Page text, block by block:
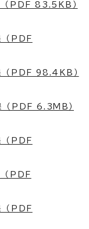
（PDF 83.5KB）
（PDF
（PDF 98.4KB）
（PDF 6.3MB）
（PDF
（PDF
（PDF